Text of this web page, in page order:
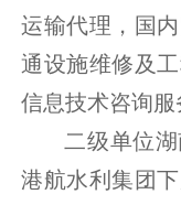
运输代理，国
通设施维修及
信息技术咨询服
二级单位
港航水利集团